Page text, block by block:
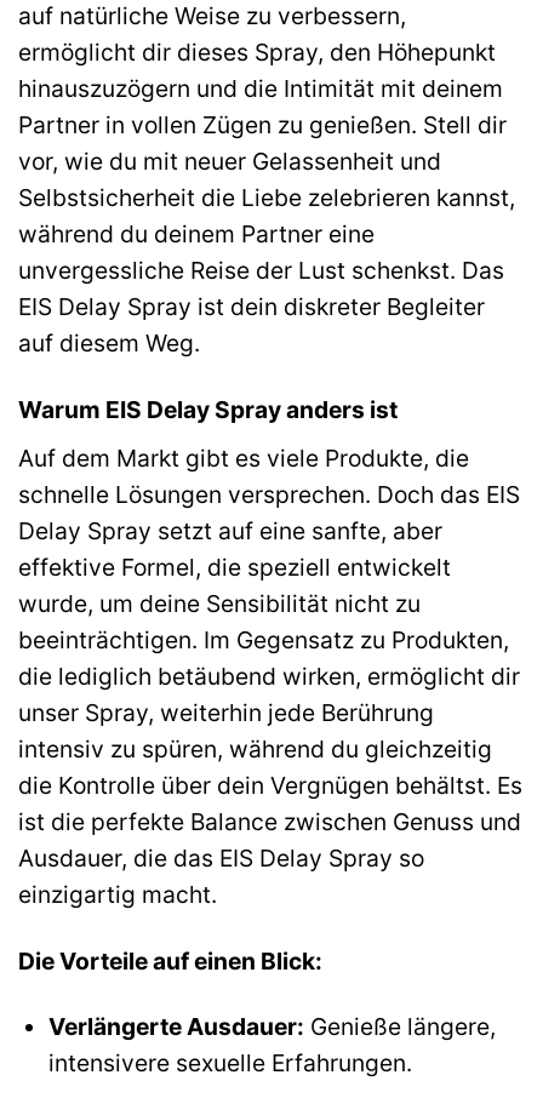
auf natürliche Weise zu verbessern,
ermöglicht dir dieses Spray, den Höhepunkt
hinauszuzögern und die Intimität mit deinem
Partner in vollen Zügen zu genießen. Stell dir
vor, wie du mit neuer Gelassenheit und
Selbstsicherheit die Liebe zelebrieren kannst,
während du deinem Partner eine
unvergessliche Reise der Lust schenkst. Das
EIS Delay Spray ist dein diskreter Begleiter
auf diesem Weg.
Warum EIS Delay Spray anders ist
Auf dem Markt gibt es viele Produkte, die
schnelle Lösungen versprechen. Doch das EIS
Delay Spray setzt auf eine sanfte, aber
effektive Formel, die speziell entwickelt
wurde, um deine Sensibilität nicht zu
beeinträchtigen. Im Gegensatz zu Produkten,
die lediglich betäubend wirken, ermöglicht dir
unser Spray, weiterhin jede Berührung
intensiv zu spüren, während du gleichzeitig
die Kontrolle über dein Vergnügen behältst. Es
ist die perfekte Balance zwischen Genuss und
Ausdauer, die das EIS Delay Spray so
einzigartig macht.
Die Vorteile auf einen Blick:
Verlängerte Ausdauer: Genieße längere,
intensivere sexuelle Erfahrungen.